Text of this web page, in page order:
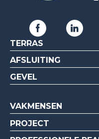
TERRAS
AFSLUITING
GEVEL
VAKMENSEN
PROJECT